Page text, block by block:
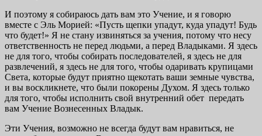
И поэтому я собираюсь дать вам это Учение, и я говорю
вместе с Эль Морией: «Пусть щепки упадут, куда упадут! Будь
что будет!» Я не стану извиняться за учения, потому что несу
ответственность не перед людьми, а перед Владыками. Я здесь
не для того, чтобы собирать последователей, я здесь не для
развлечений, я здесь не для того, чтобы одаривать крупицами
Света, которые будут приятно щекотать ваши земные чувства,
и вы воскликнете, что были покорены Духом. Я здесь только
для того, чтобы исполнить свой внутренний обет передать
вам Учение Вознесенных Владык.
Эти Учения, возможно не всегда будут вам нравиться, не